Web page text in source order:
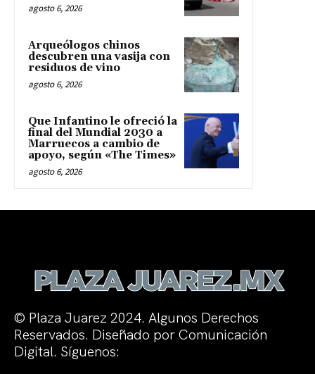
agosto 6, 2026
Arqueólogos chinos
descubren una vasija con
residuos de vino
agosto 6, 2026
Que Infantino le ofreció la
final del Mundial 2030 a
Marruecos a cambio de
apoyo, según «The Times»
agosto 6, 2026
© Plaza Juarez 2024. Algunos Derechos
Reservados. Diseñado por Comunicación
Digital. Síguenos: